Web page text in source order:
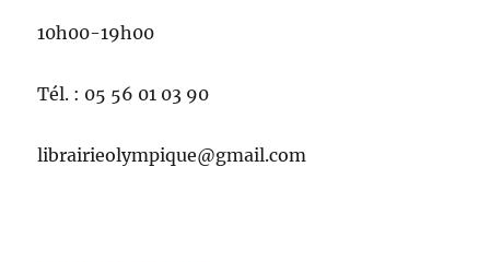
10h00-19h00
Tél. : 05 56 01 03 90
librairieolympique@gmail.com